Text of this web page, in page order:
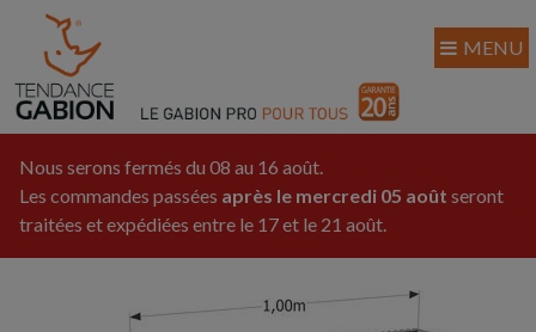
Nous serons fermés du 08 au 16 août.
Les commandes passées après le mercredi 05 août seront
traitées et expédiées entre le 17 et le 21 août.
MENU